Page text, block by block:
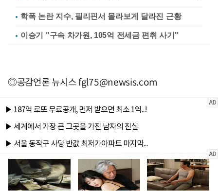
학폭 논란 지수, 필리핀서 몰라보게 달라진 근황
이승기 "구속 차가원, 105억 전세금 편취 사기"
◎공감언론 뉴시스fgl75@newsis.com